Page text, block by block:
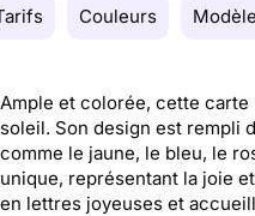
Couleurs
Ample et colorée, cette
soleil. Son design est rempli
comme le jaune, le bleu, le
unique, représentant la joie
en lettres joyeuses et